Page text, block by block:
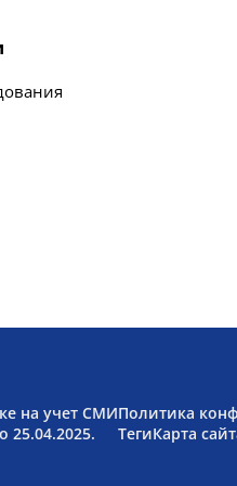
на учет СМИ
25.04.2025.
Политика
ТегиКарта